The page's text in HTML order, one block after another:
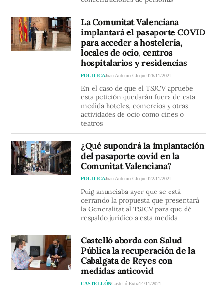
La Comunitat Valenciana
implantará el pasaporte COVID
para acceder a hostelería,
locales de ocio, centros
hospitalarios y residencias
POLITICAJuan Antonio Cloquell26/11/2021
En el caso de que el TSJCV apruebe
esta petición quedarán fuera de esta
medida hoteles, comercios y otras
actividades de ocio como cines o
teatros
¿Qué supondrá la implantación
del pasaporte covid en la
Comunitat Valenciana?
POLITICAJuan Antonio Cloquell22/11/2021
Puig anunciaba ayer que se está
cerrando la propuesta que presentará
la Generalitat al TSJCV para que dé
respaldo jurídico a esta medida
Castelló aborda con Salud
Pública la recuperación de la
Cabalgata de Reyes con
medidas anticovid
CASTELLÓNCastelló Extra14/11/2021